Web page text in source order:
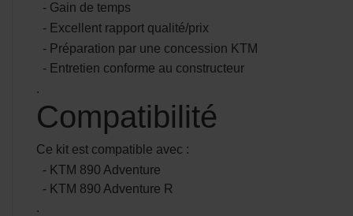
- Gain de temps
- Excellent rapport qualité/prix
- Préparation par une concession KTM
- Entretien conforme au constructeur
.
Compatibilité
Ce kit est compatible avec :
- KTM 890 Adventure
- KTM 890 Adventure R
.